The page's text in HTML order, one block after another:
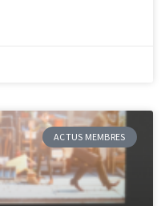
ACTUS MEMBRES